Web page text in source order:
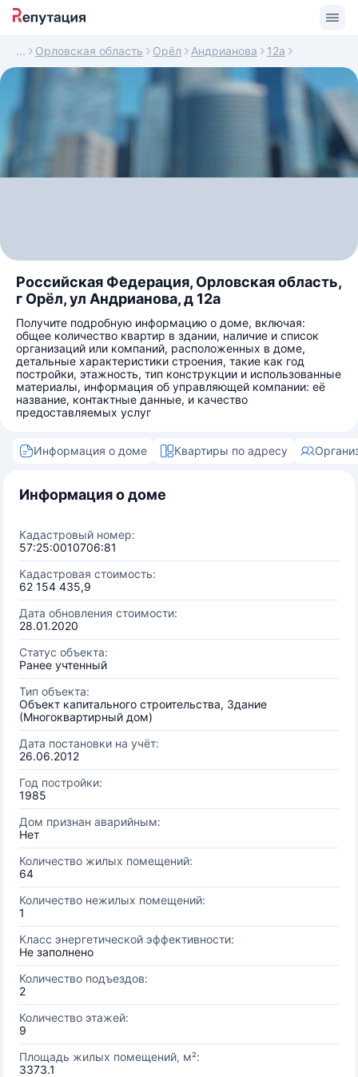
Орловская область Орёл Андрианова 12а
Российская Федерация, Орловская область,
г Орёл, ул Андрианова, д 12а
Получите подробную информацию о доме, включая:
общее количество квартир в здании, наличие и список
организаций или компаний, расположенных в доме,
детальные характеристики строения, такие как год
постройки, этажность, тип конструкции и использованные
материалы, информация об управляющей компании: её
название, контактные данные, и качество
предоставляемых услуг
Информация о доме Квартиры по адресу
Информация о доме
Кадастровый номер:
57:25:0010706:81
Кадастровая стоимость:
62 154 435,9
Дата обновления стоимости:
28.01.2020
Статус объекта:
Ранее учтенный
Тип объекта:
Объект капитального строительства, Здание
(Многоквартирный дом)
Дата постановки на учёт:
26.06.2012
Год постройки:
1985
Дом признан аварийным:
Нет
Количество жилых помещений:
64
Количество нежилых помещений:
1
Класс энергетической эффективности:
Не заполнено
Количество подъездов:
2
Количество этажей:
9
Площадь жилых помещений, м²:
3373.1